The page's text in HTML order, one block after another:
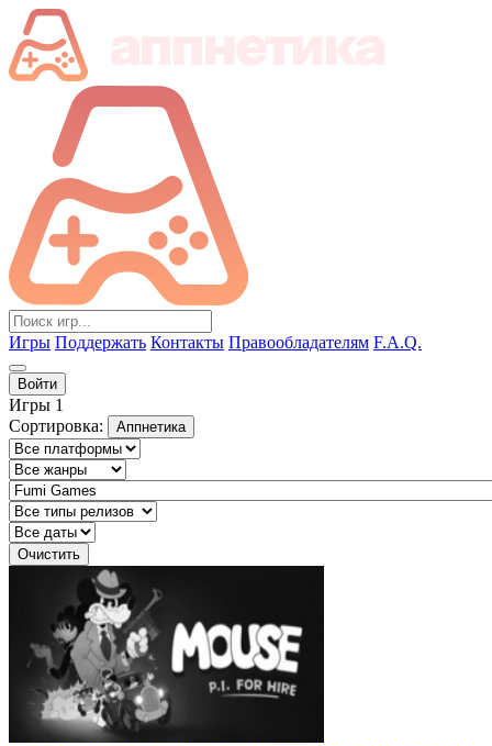
Игры Поддержать Контакты Правообладателям F.A.Q.
Войти
Игры 1
Сортировка:
Аппнетика
Очистить